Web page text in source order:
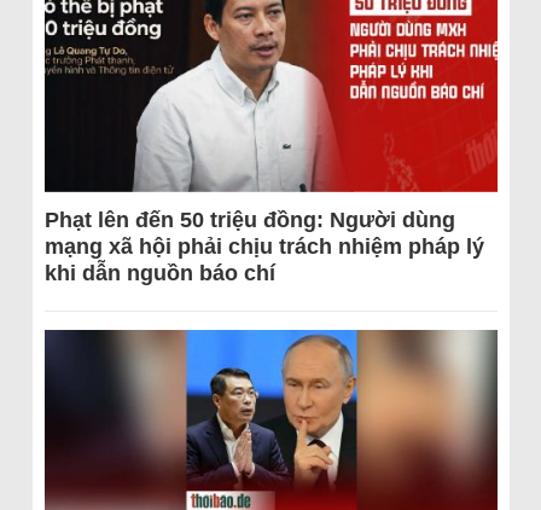
Phạt lên đến 50 triệu đồng: Người dùng
mạng xã hội phải chịu trách nhiệm pháp lý
khi dẫn nguồn báo chí